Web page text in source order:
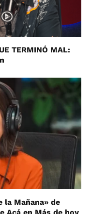
TERMINÓ MAL:
la Mañana» de
Acá en Más de hoy